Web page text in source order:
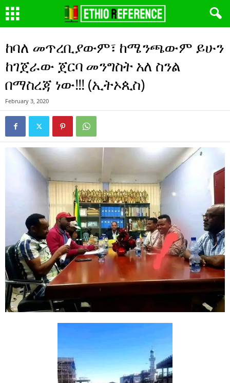
ከባለ መጥረቢያውም፣ ከሜንጫውም ይሁን
ከገጀራው ጀርባ መንግስት አለ ስንል
በማስረጃ ነው!!! (ኢትኦጲስ)
February 3, 2020